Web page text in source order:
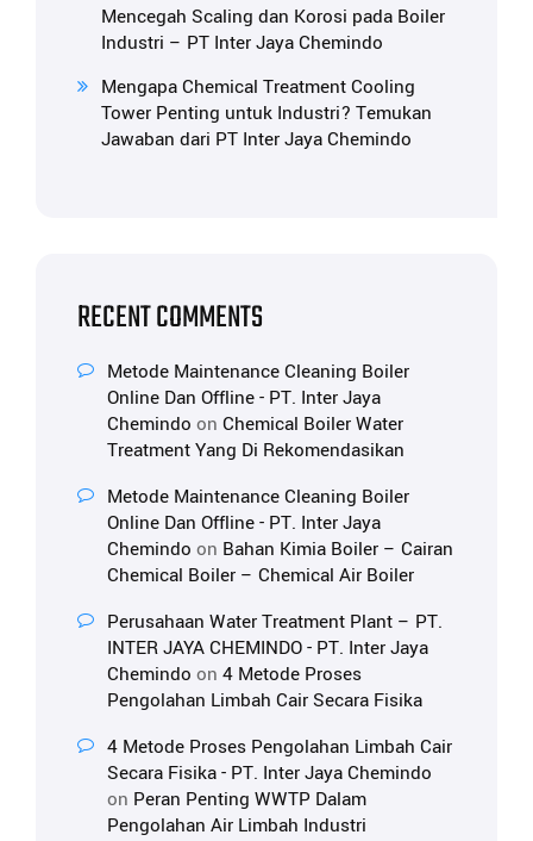
Mencegah Scaling dan Korosi pada Boiler
Industri – PT Inter Jaya Chemindo
Mengapa Chemical Treatment Cooling
Tower Penting untuk Industri? Temukan
Jawaban dari PT Inter Jaya Chemindo
RECENT COMMENTS
Metode Maintenance Cleaning Boiler
Online Dan Offline - PT. Inter Jaya
Chemindo on Chemical Boiler Water
Treatment Yang Di Rekomendasikan
Metode Maintenance Cleaning Boiler
Online Dan Offline - PT. Inter Jaya
Chemindo on Bahan Kimia Boiler – Cairan
Chemical Boiler – Chemical Air Boiler
Perusahaan Water Treatment Plant – PT.
INTER JAYA CHEMINDO - PT. Inter Jaya
Chemindo on 4 Metode Proses
Pengolahan Limbah Cair Secara Fisika
4 Metode Proses Pengolahan Limbah Cair
Secara Fisika - PT. Inter Jaya Chemindo
on Peran Penting WWTP Dalam
Pengolahan Air Limbah Industri